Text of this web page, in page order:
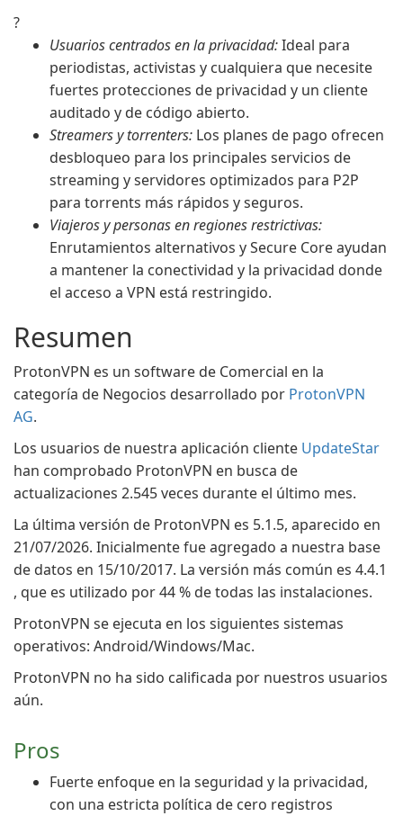
?
Usuarios centrados en la privacidad:Ideal para
periodistas, activistas y cualquiera que necesite
fuertes protecciones de privacidad y un cliente
auditado y de código abierto.
Streamers y torrenters: Los planes de pago ofrecen
desbloqueo para los principales servicios de
streaming y servidores optimizados para P2P
para torrents más rápidos y seguros.
Viajeros y personas en regiones restrictivas:
Enrutamientos alternativos y Secure Core ayudan
a mantener la conectividad y la privacidad donde
el acceso a VPN está restringido.
Resumen
ProtonVPN es un software de Comercial en la
categoría de Negocios desarrollado por ProtonVPN
AG.
Los usuarios de nuestra aplicación cliente UpdateStar
han comprobado ProtonVPN en busca de
actualizaciones 2.545 veces durante el último mes.
La última versión de ProtonVPN es 5.1.5, aparecido en
21/07/2026. Inicialmente fue agregado a nuestra base
de datos en 15/10/2017. La versión más común es 4.4.1
, que es utilizado por 44 % de todas las instalaciones.
ProtonVPN se ejecuta en los siguientes sistemas
operativos: Android/Windows/Mac.
ProtonVPN no ha sido calificada por nuestros usuarios
aún.
Pros
Fuerte enfoque en la seguridad y la privacidad,
con una estricta política de cero registros